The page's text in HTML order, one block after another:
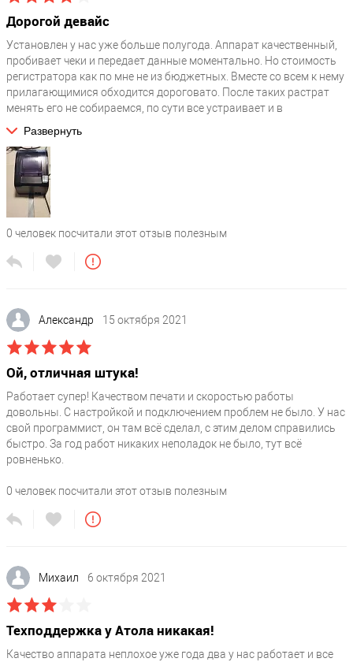
Дорогой девайс
Установлен у нас уже больше полугода. Аппарат качественный,
пробивает чеки и передает данные моментально. Но стоимость
регистратора как по мне не из бюджетных. Вместе со всем к нему
прилагающимися обходится дороговато. После таких растрат
менять его не собираемся, по сути все устраивает и в
автоотрезчик, что еще упрощает работу кассиру. К функционалу и
качеству претензий нет.
Развернуть
0 человек посчитали этот отзыв полезным
Александр 15 октября 2021
Ой, отличная штука!
Работает супер! Качеством печати и скоростью работы
довольны. С настройкой и подключением проблем не было. У нас
свой программист, он там всё сделал, с этим делом справились
быстро. За год работ никаких неполадок не было, тут всё
ровненько.
0 человек посчитали этот отзыв полезным
Михаил 6 октября 2021
Техподдержка у Атола никакая!
Качество аппарата неплохое уже года два у нас работает и все